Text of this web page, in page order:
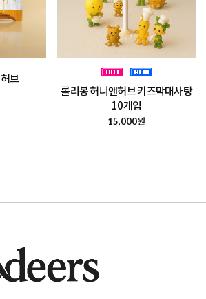
브
롤리봉 허니앤허브 키즈막대사탕
10개입
15,000원